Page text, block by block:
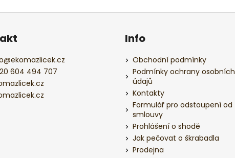
@ekomazlicek.cz
604 494 707
Info
Obchodní podmínky
Podmínky ochrany osobních
údajů
Kontakty
Formulář pro odstoupení od
smlouvy
Prohlášení o shodě
Jak pečovat o škrabadla
Prodejna